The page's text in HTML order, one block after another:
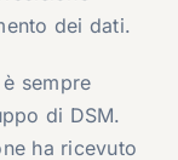
dei dati.
sempre
di DSM.
ha ricevuto